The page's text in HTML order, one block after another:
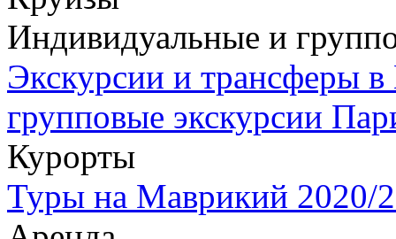
Индивидуальные и
Экскурсии и трансферы
групповые экскурсии
Курорты
Туры на Маврикий 2020/